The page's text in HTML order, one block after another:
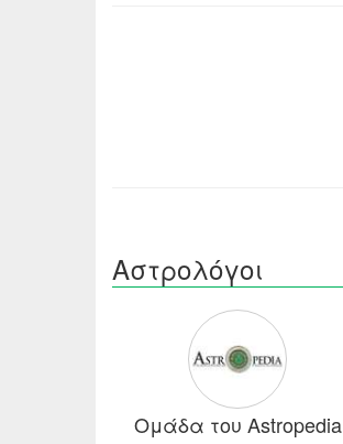
Αστρολόγοι
Ομάδα του Astropedia